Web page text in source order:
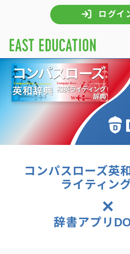
ログイ
コンパスローズ英
ライティン
×
辞書アプリ